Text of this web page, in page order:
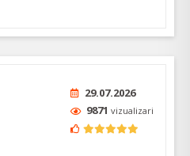
29.07.2026
9871 vizualizari